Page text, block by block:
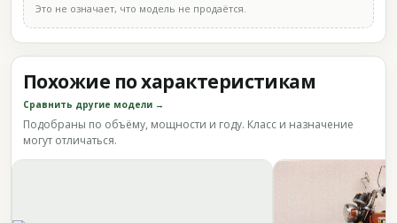
Это не означает, что модель не продаётся.
Похожие по характеристикам
Сравнить другие модели →
Подобраны по объёму, мощности и году. Класс и назначение
могут отличаться.